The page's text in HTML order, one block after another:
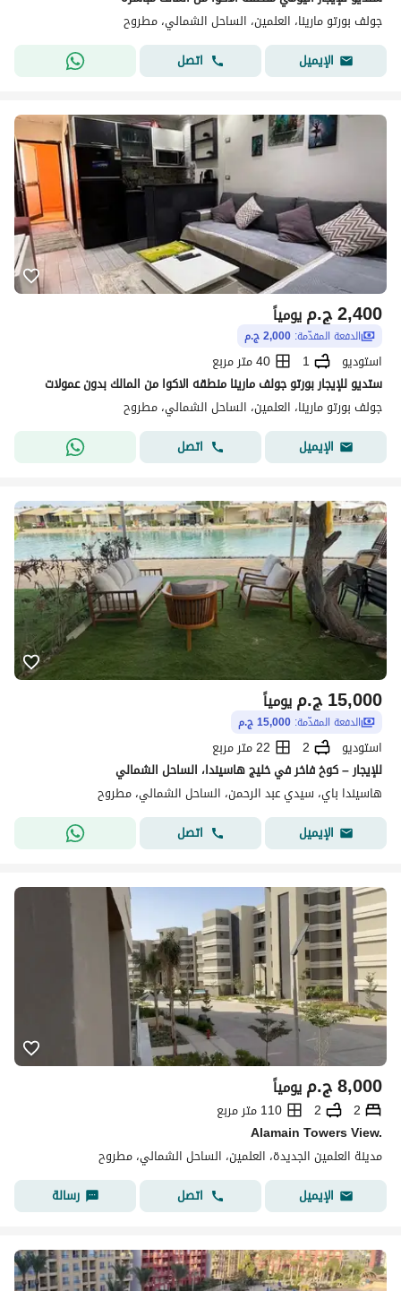
جولف بورتو مارينا، العلمين، الساحل الشمالي، مطروح
الإيميل
اتصل
ج.م2,400 يومياً
الدفعة المقدّمة: 2,000 ج.م
استوديو 1
40 متر مربع
ستديو للإيجار بورتو جولف مارينا منطقه الاكوا من المالك بدون عمولات
جولف بورتو مارينا، العلمين، الساحل الشمالي، مطروح
الإيميل
اتصل
ج.م15,000 يومياً
الدفعة المقدّمة: 15,000 ج.م
استوديو 2
22 متر مربع
للإيجار – كوخ فاخر في خليج هاسيندا، الساحل الشمالي
هاسيندا باي، سيدي عبد الرحمن، الساحل الشمالي، مطروح
الإيميل
اتصل
ج.م8,000 يومياً
2
2
110 متر مربع
Alamain Towers View.
مدينة العلمين الجديدة، العلمين، الساحل الشمالي، مطروح
الإيميل
اتصل رسالة